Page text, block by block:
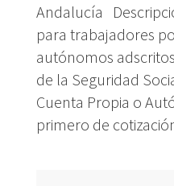
Andalucía
para trabajadores
autónomos
de la Seguridad
Cuenta Propia o
primero de